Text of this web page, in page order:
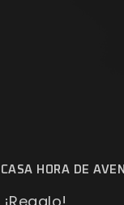
HORA DE